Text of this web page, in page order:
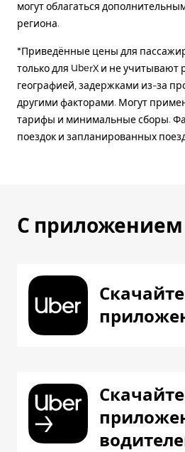
могут облагаться
региона.
*Приведённые цены для
только для UberX и не учитывают
географией, задержками из-за
другими факторами. Могут
тарифы и минимальные сборы.
поездок и запланированных
С приложением
Скачайте
Скачайте